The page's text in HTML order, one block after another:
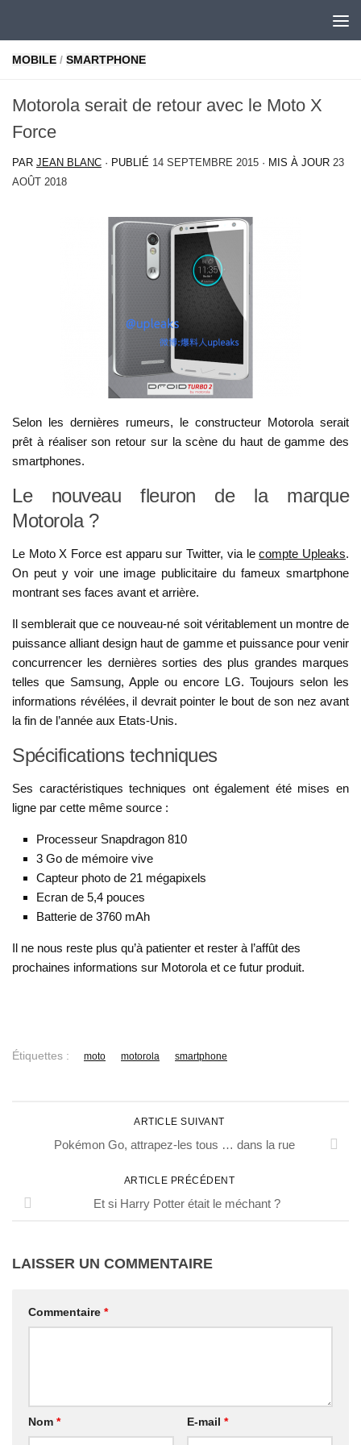
MOBILE / SMARTPHONE
Motorola serait de retour avec le Moto X
Force
PAR JEAN BLANC · PUBLIÉ 14 SEPTEMBRE 2015 · MIS À JOUR 23
AOÛT 2018
Selon les dernières rumeurs, le constructeur Motorola serait
prêt à réaliser son retour sur la scène du haut de gamme des
smartphones.
Le nouveau fleuron de la marque
Motorola ?
Le Moto X Force est apparu sur Twitter, via lecompte Upleaks.
On peut y voir une image publicitaire du fameux smartphone
montrant ses faces avant et arrière.
Il semblerait que ce nouveau-né soit véritablement un montre de
puissance alliant design haut de gamme et puissance pour venir
concurrencer les dernières sorties des plus grandes marques
telles que Samsung, Apple ou encore LG. Toujours selon les
informations révélées, il devrait pointer le bout de son nez avant
la fin de l’année aux Etats-Unis.
Spécifications techniques
Ses caractéristiques techniques ont également été mises en
ligne par cette même source :
Processeur Snapdragon 810
3 Go de mémoire vive
Capteur photo de 21 mégapixels
Ecran de 5,4 pouces
Batterie de 3760 mAh
Il ne nous reste plus qu’à patienter et rester à l’affût des
prochaines informations sur Motorola et ce futur produit.
Étiquettes : moto motorola smartphone
ARTICLE SUIVANT
Pokémon Go, attrapez-les tous … dans la rue
ARTICLE PRÉCÉDENT
Et si Harry Potter était le méchant ?
LAISSER UN COMMENTAIRE
Commentaire *
Nom * E-mail *